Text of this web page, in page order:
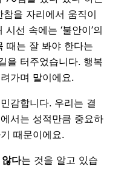
을 자리에서 움직이
선 속에는 ‘불안이’의
때는 잘 봐야 한다는
을 터주었습니다. 행복
가며 말이에요.
감합니다. 우리는 결
서는 성적만큼 중요하
때문이에요.
다는 것을 알고 있습